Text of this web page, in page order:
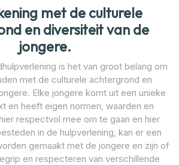
met de culturele
en diversiteit van de
jongere.
is het van groot belang om
met de culturele achtergrond en
Elke jongere komt uit een unieke
en heeft eigen normen, waarden en
respectvol mee om te gaan en hier
in de hulpverlening, kan er een
gemaakt met de jongere en zijn of
en respecteren van verschillende